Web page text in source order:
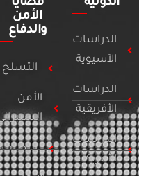
الدولية
الدراسات
الآسيوية
الدراسات
الأفريقية
الدراسات
الأمريكية
قضايا
الأمن
والدفاع
التسلح
الأمن
السيبراني
التطرف